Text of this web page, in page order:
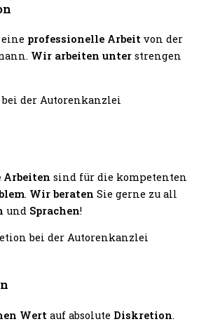
eine professionelle Arbeit von der
Wir arbeiten unter strengen
Arbeiten sind für die kompetenten
. Wir beraten Sie gerne zu all
und Sprachen!
Wert auf absolute Diskretion.